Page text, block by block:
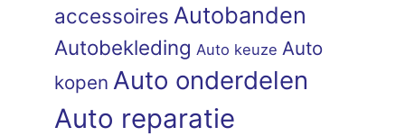
accessoires Autobanden
Autobekleding Auto keuze Auto
kopen Auto onderdelen
Auto reparatie